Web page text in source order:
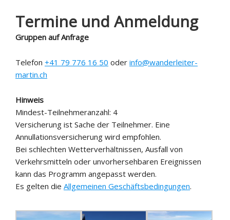
Termine und Anmeldung
Gruppen auf Anfrage
Telefon +41 79 776 16 50 oder info@wanderleiter-
martin.ch
Hinweis
Mindest-Teilnehmeranzahl: 4
Versicherung ist Sache der Teilnehmer. Eine
Annullationsversicherung wird empfohlen.
Bei schlechten Wetterverhältnissen, Ausfall von
Verkehrsmitteln oder unvorhersehbaren Ereignissen
kann das Programm angepasst werden.
Es gelten die Allgemeinen Geschäftsbedingungen.